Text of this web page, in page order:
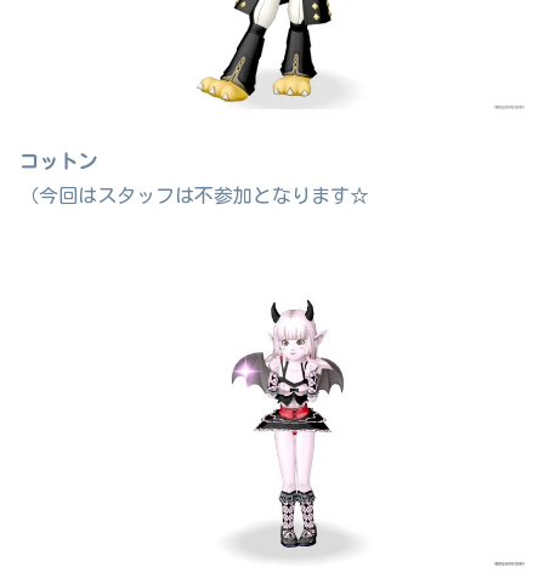
コットン
（今回はスタッフは不参加となります☆